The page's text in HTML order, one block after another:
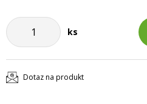
ks
Dotaz na produkt